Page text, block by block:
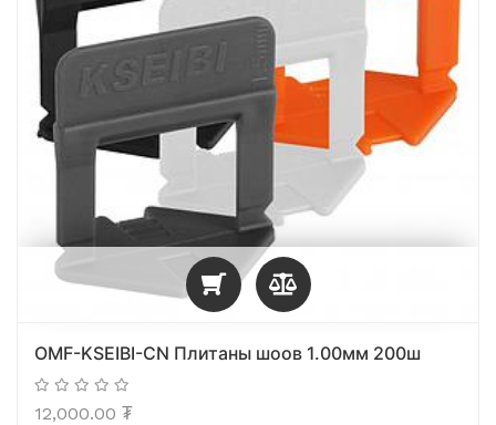
OMF-KSEIBI-CN Плитаны шоов 1.00мм 200ш
12,000.00 ₮